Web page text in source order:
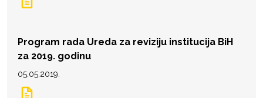
Program rada Ureda za reviziju institucija BiH
za 2019. godinu
05.05.2019.